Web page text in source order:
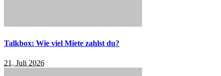
Talkbox: Wie viel Miete zahlst du?
21. Juli 2026